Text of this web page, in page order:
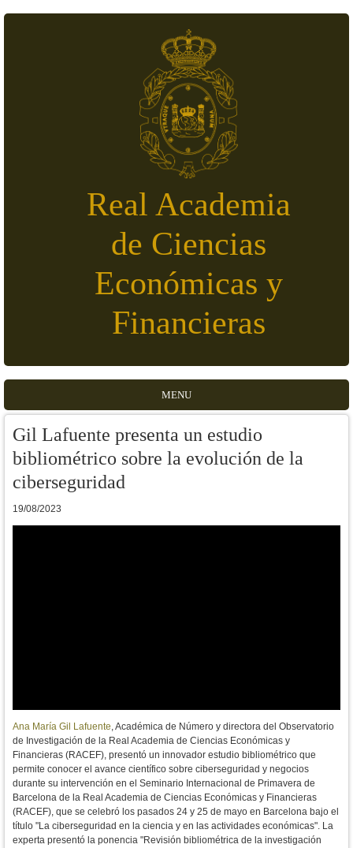
Real Academia
de Ciencias
Económicas y
Financieras
MENU
Gil Lafuente presenta un estudio
bibliométrico sobre la evolución de la
ciberseguridad
19/08/2023
Ana María Gil Lafuente, Académica de Número y directora del Observatorio
de Investigación de la Real Academia de Ciencias Económicas y
Financieras (RACEF), presentó un innovador estudio bibliométrico que
permite conocer el avance científico sobre ciberseguridad y negocios
durante su intervención en el Seminario Internacional de Primavera de
Barcelona de la Real Academia de Ciencias Económicas y Financieras
(RACEF), que se celebró los pasados 24 y 25 de mayo en Barcelona bajo el
título "La ciberseguridad en la ciencia y en las actividades económicas". La
experta presentó la ponencia "Revisión bibliométrica de la investigación